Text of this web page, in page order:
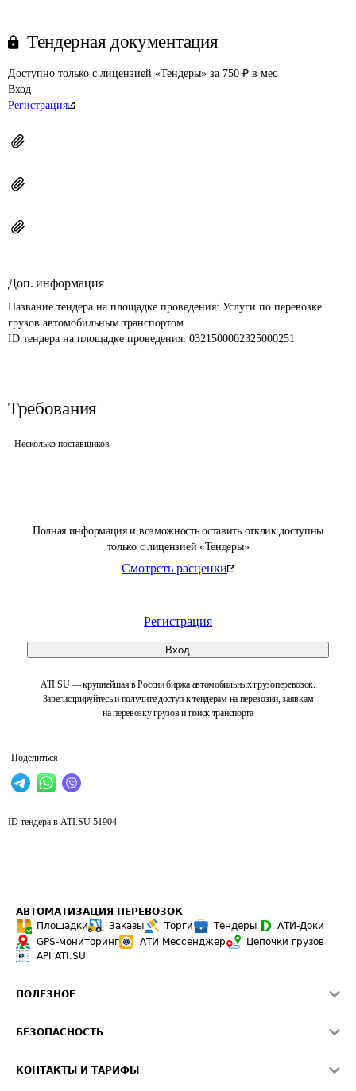
Полная информация и возможность оставить отклик доступны
только с лицензией «Тендеры»
Смотреть расценки
Регистрация
Вход
ATI.SU — крупнейшая в России биржа автомобильных грузоперевозок.
Зарегистрируйтесь и получите доступ к тендерам на перевозки, заявкам
на перевозку грузов и поиск транспорта
Поделиться
Тендерная документация
Доступно только с лицензией «Тендеры» за 750 ₽ в мес
Вход
Регистрация
Доп. информация
Название тендера на площадке проведения: Услуги по перевозке
грузов автомобильным транспортом
ID тендера на площадке проведения: 0321500002325000251
Требования
Несколько поставщиков
ID тендера в ATI.SU 51904
АВТОМАТИЗАЦИЯ ПЕРЕВОЗОК
Площадки
Заказы Торги Тендеры
АТИ-Доки
GPS-мониторинг
АТИ Мессенджер
Цепочки грузов
API ATI.SU
ПОЛЕЗНОЕ
Звезды ATI.SU на вашем сайте
БЕЗОПАСНОСТЬ
КОНТАКТЫ И ТАРИФЫ